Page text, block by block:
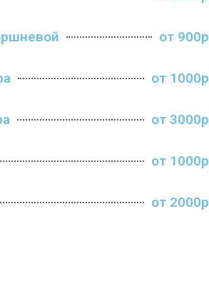
от 900р
от 1000р
от 3000р
от 1000р
от 2000р